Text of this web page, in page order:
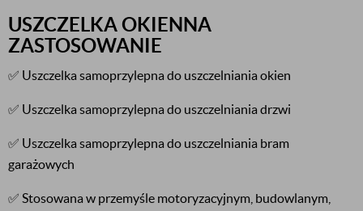
USZCZELKA OKIENNA
ZASTOSOWANIE
✅ Uszczelka samoprzylepna do uszczelniania okien
✅ Uszczelka samoprzylepna do uszczelniania drzwi
✅ Uszczelka samoprzylepna do uszczelniania bram
garażowych
✅ Stosowana w przemyśle motoryzacyjnym, budowlanym,